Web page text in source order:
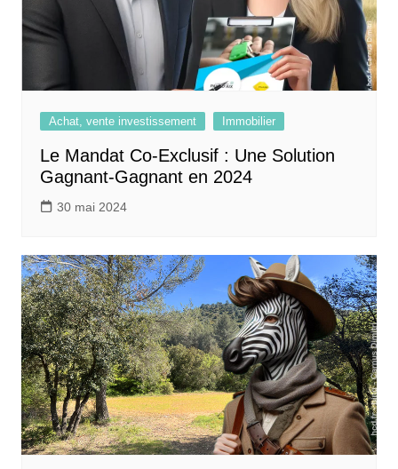
Achat, vente investissement Immobilier
Le Mandat Co-Exclusif : Une Solution
Gagnant-Gagnant en 2024
30 mai 2024